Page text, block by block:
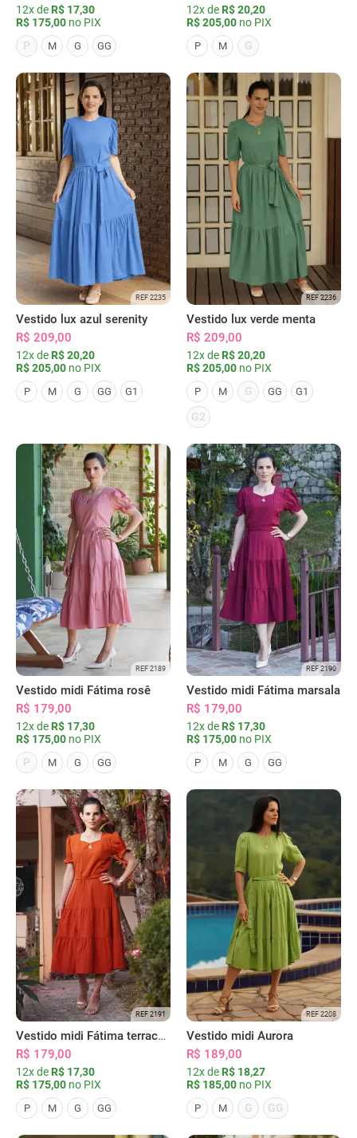
12x de R$ 17,30
R$ 175,00 no PIX
P
M G GG
12x de R$ 20,20
R$ 205,00 no PIX
P M G
REF 2235
Vestido lux azul serenity
R$ 209,00
12x de R$ 20,20
R$ 205,00 no PIX
P M G GG G1
REF 2236
Vestido lux verde menta
R$ 209,00
12x de R$ 20,20
R$ 205,00 no PIX
P M G GG G1
G2
REF 2189
Vestido midi Fátima rosê
R$ 179,00
12x de R$ 17,30
R$ 175,00 no PIX
P
M G GG
REF 2190
Vestido midi Fátima marsala
R$ 179,00
12x de R$ 17,30
R$ 175,00 no PIX
P M G GG
REF 2191
Vestido midi Fátima terracota
R$ 179,00
12x de R$ 17,30
R$ 175,00 no PIX
P M G GG
REF 2208
Vestido midi Aurora
R$ 189,00
12x de R$ 18,27
R$ 185,00 no PIX
P M G GG